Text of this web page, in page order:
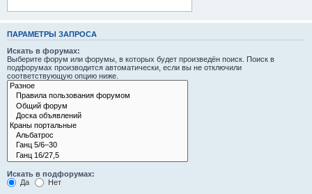
ПАРАМЕТРЫ ЗАПРОСА
Искать в форумах:
Выберите форум или форумы, в которых будет произведён поиск. Поиск в
подфорумах производится автоматически, если вы не отключили
соответствующую опцию ниже.
Искать в подфорумах:
Да
Нет